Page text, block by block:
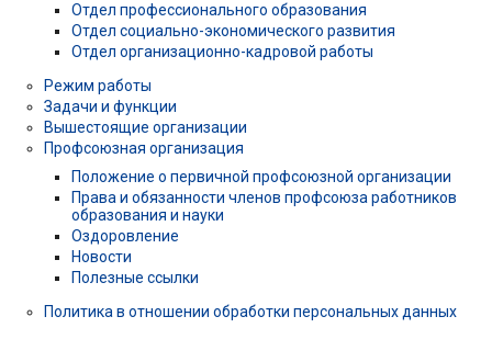
Отдел профессионального образования
Отдел социально-экономического развития
Отдел организационно-кадровой работы
Режим работы
Задачи и функции
Вышестоящие организации
Профсоюзная организация
Положение о первичной профсоюзной организации
Права и обязанности членов профсоюза работников
образования и науки
Оздоровление
Новости
Полезные ссылки
Политика в отношении обработки персональных данных